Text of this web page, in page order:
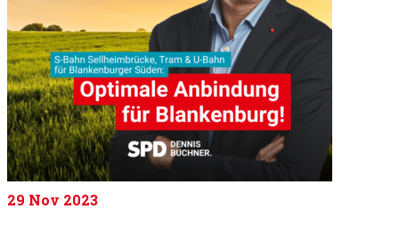
29 Nov 2023